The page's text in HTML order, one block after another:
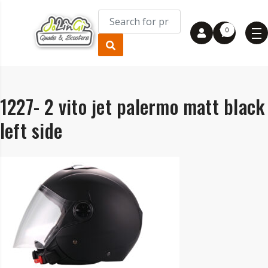
0
1227- 2 vito jet palermo matt black
left side